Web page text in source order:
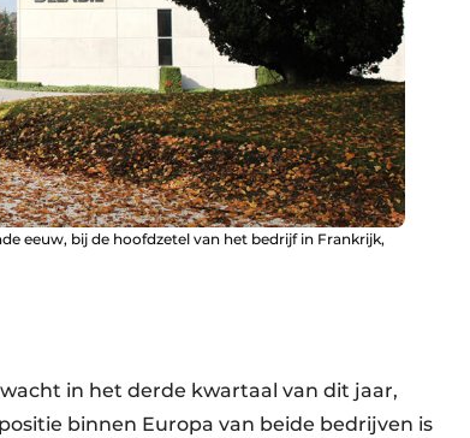
eeuw, bij de hoofdzetel van het bedrijf in Frankrijk,
in het derde kwartaal van dit jaar,
binnen Europa van beide bedrijven is